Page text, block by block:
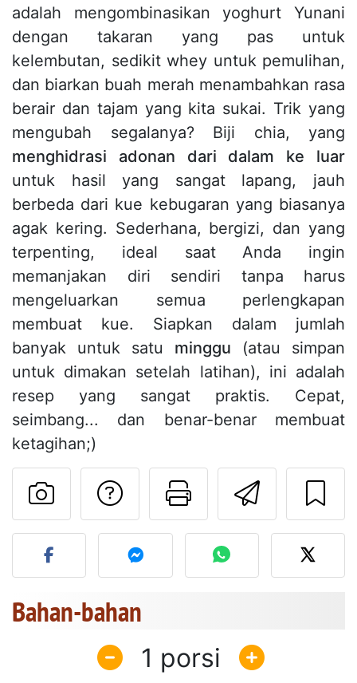
adalah mengombinasikan yoghurt Yunani
dengan takaran yang pas untuk
kelembutan, sedikit whey untuk pemulihan,
dan biarkan buah merah menambahkan rasa
berair dan tajam yang kita sukai. Trik yang
mengubah segalanya? Biji chia, yang
menghidrasi adonan dari dalam ke luar
untuk hasil yang sangat lapang, jauh
berbeda dari kue kebugaran yang biasanya
agak kering. Sederhana, bergizi, dan yang
terpenting, ideal saat Anda ingin
memanjakan diri sendiri tanpa harus
mengeluarkan semua perlengkapan
membuat kue. Siapkan dalam jumlah
banyak untuk satu minggu (atau simpan
untuk dimakan setelah latihan), ini adalah
resep yang sangat praktis. Cepat,
seimbang... dan benar-benar membuat
ketagihan;)
Kirim
Cetak
Mengajukan
Unggah foto Anda dari
Bahan-bahan
1